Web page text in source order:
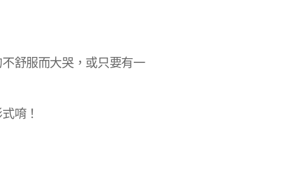
舒服而大哭，或只要有一
唷！